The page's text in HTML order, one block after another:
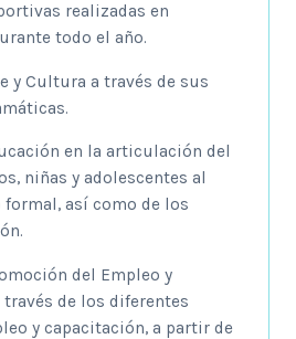
realizadas en
todo el año.
y Cultura a través de sus
en la articulación del
niñas y adolescentes al
así como de los
del Empleo y
de los diferentes
y capacitación, a partir de